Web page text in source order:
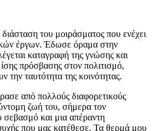
του μοιράσματος που ενέχει
έργων. Έδωσε όραμα στην
καταγραφή της γνώσης και
πρόσβασης στον πολιτισμό,
ταυτότητα της κοινότητας.
από πολλούς διαφορετικούς
ζωή του, σήμερα τον
σεβασμό και μια απέραντη
που μας κατέθεσε. Τα θερμά μου